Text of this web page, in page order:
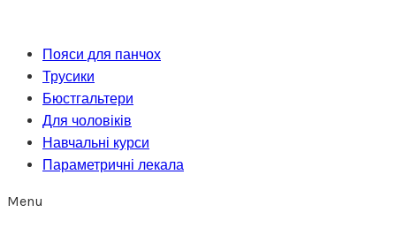
вмістуПояси для панчох
Трусики
Бюстгальтери
Для чоловіків
Навчальні курси
Параметричні лекала
Menu